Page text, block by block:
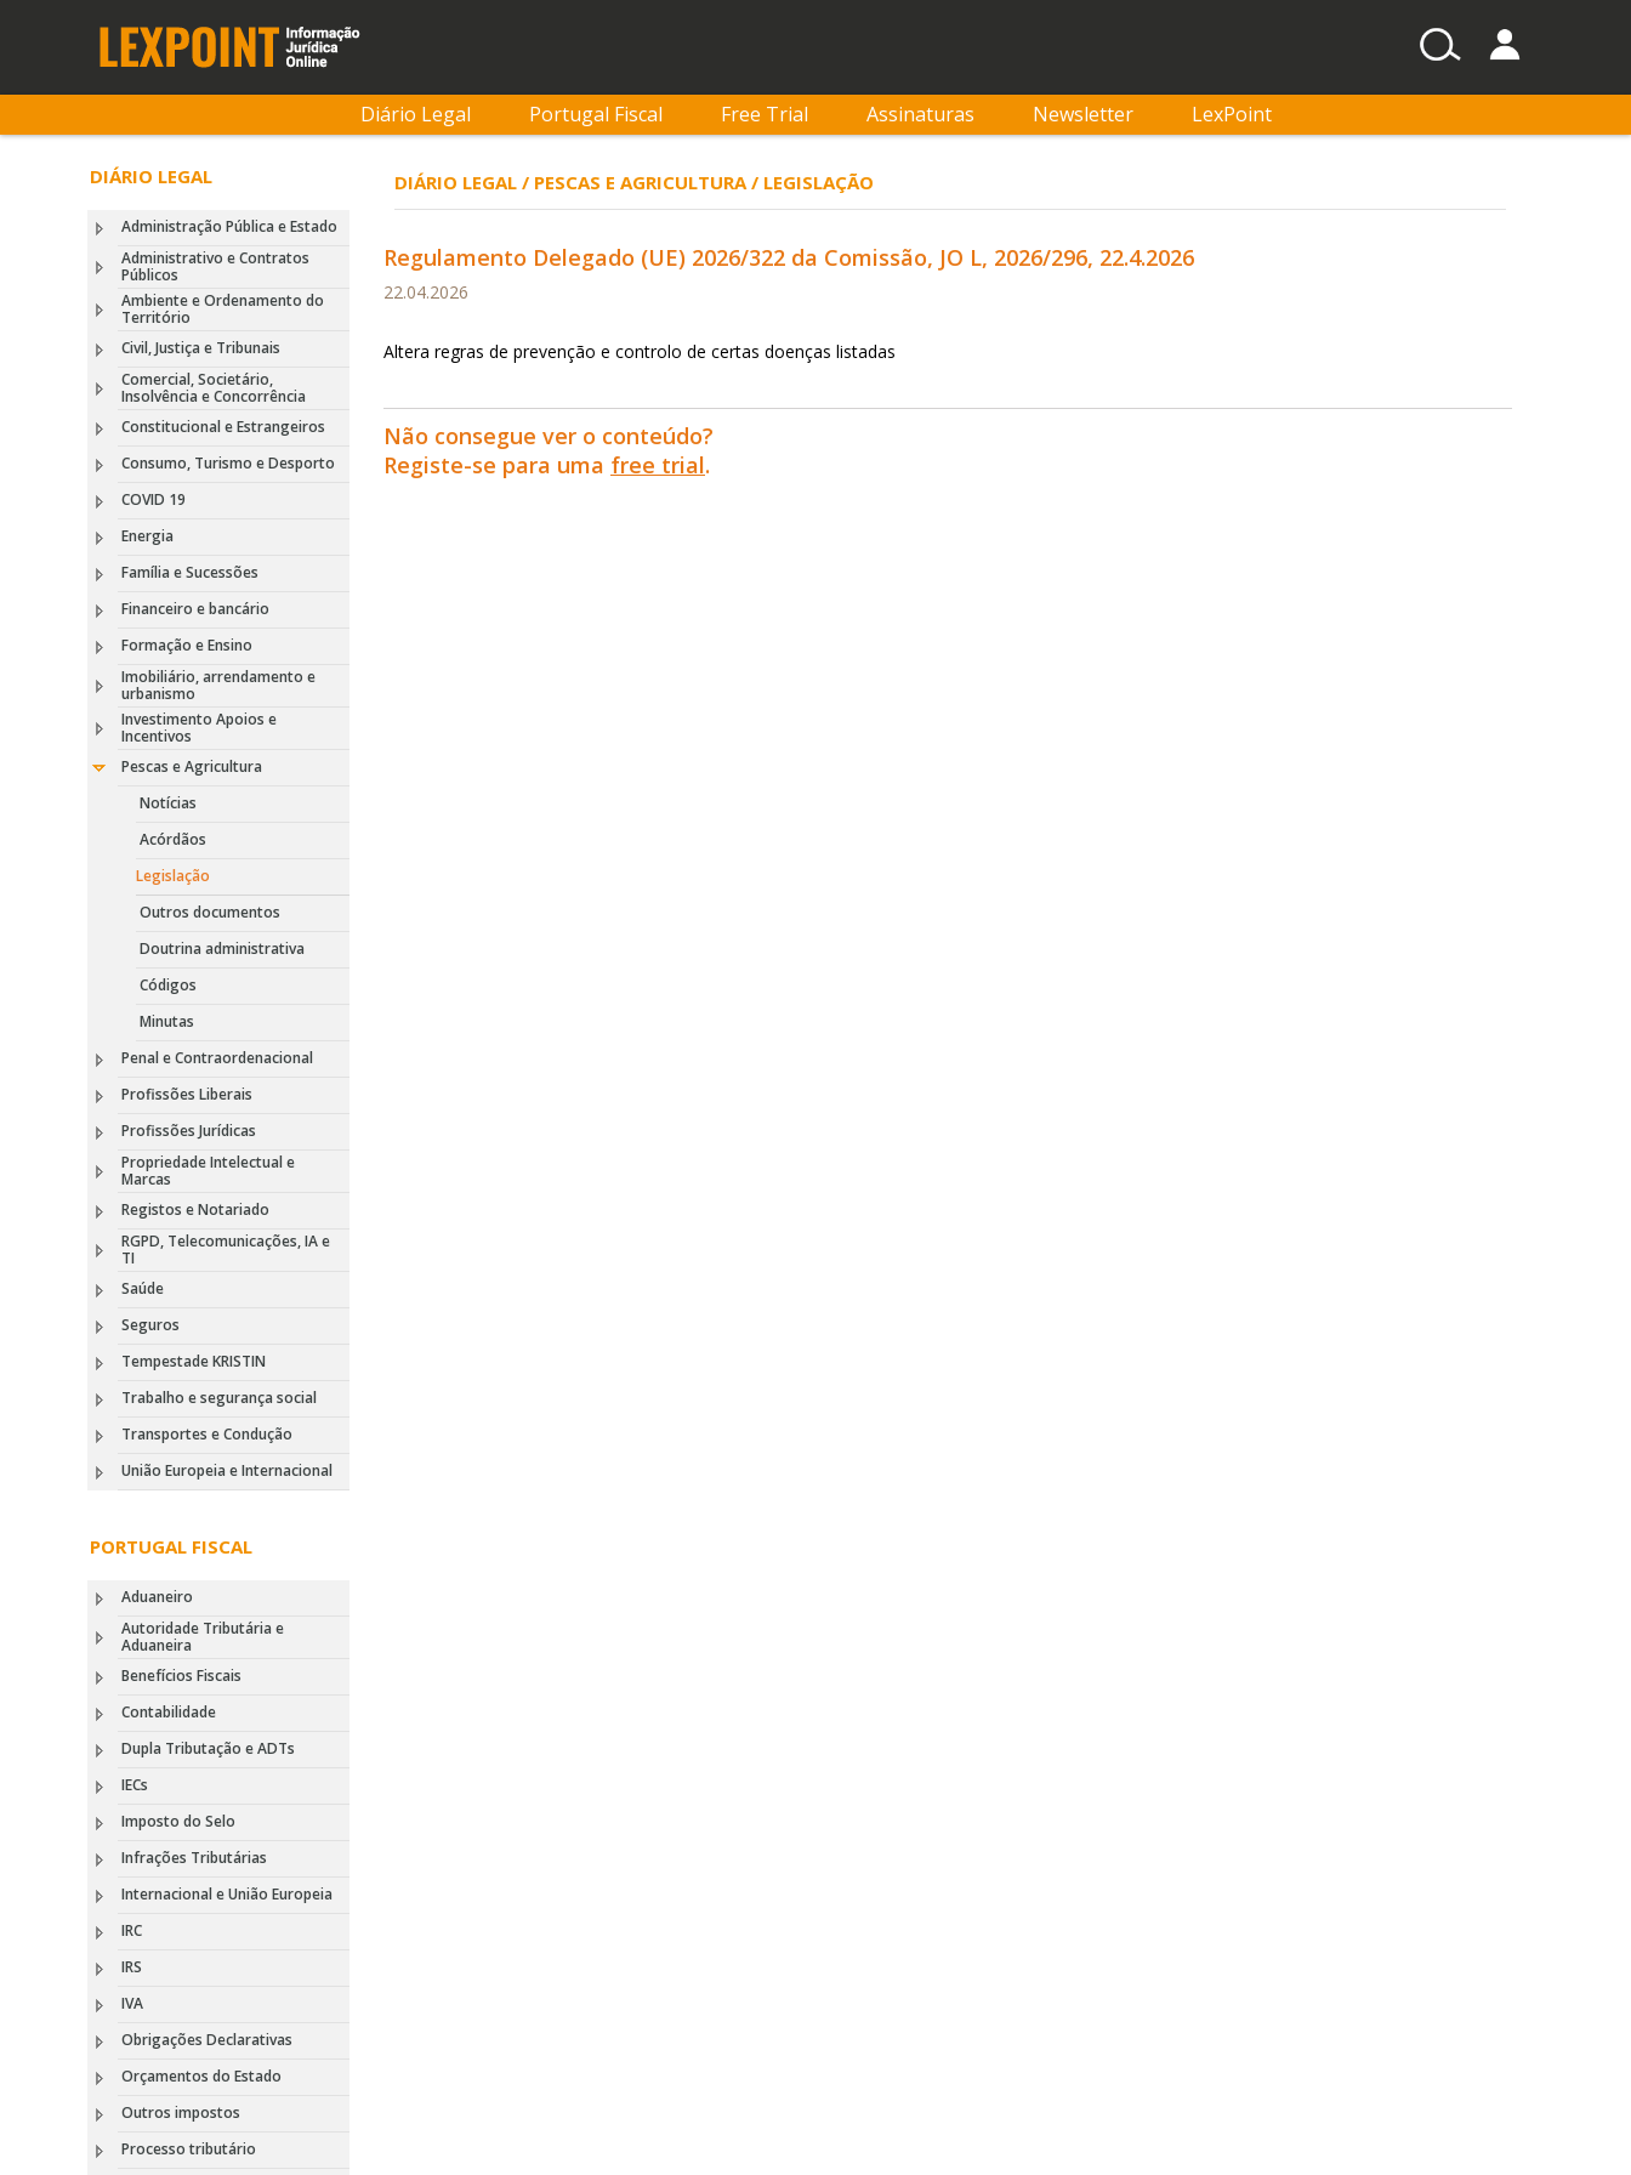
Diário Legal Portugal Fiscal Free Trial Assinaturas Newsletter LexPoint
DIÁRIO LEGAL
Administração Pública e Estado
Administrativo e Contratos
Públicos
Ambiente e Ordenamento do
Território
Civil, Justiça e Tribunais
Comercial, Societário,
Insolvência e Concorrência
Constitucional e Estrangeiros
Consumo, Turismo e Desporto
COVID 19
Energia
Família e Sucessões
Financeiro e bancário
Formação e Ensino
Imobiliário, arrendamento e
urbanismo
Investimento Apoios e
Incentivos
Pescas e Agricultura
Notícias
Acórdãos
Legislação
Outros documentos
Doutrina administrativa
Códigos
Minutas
Penal e Contraordenacional
Profissões Liberais
Profissões Jurídicas
Propriedade Intelectual e
Marcas
Registos e Notariado
RGPD, Telecomunicações, IA e
TI
Saúde
Seguros
Tempestade KRISTIN
Trabalho e segurança social
Transportes e Condução
União Europeia e Internacional
PORTUGAL FISCAL
Aduaneiro
Autoridade Tributária e
Aduaneira
Benefícios Fiscais
Contabilidade
Dupla Tributação e ADTs
IECs
Imposto do Selo
Infrações Tributárias
Internacional e União Europeia
IRC
IRS
IVA
Obrigações Declarativas
Orçamentos do Estado
Outros impostos
Processo tributário
DIÁRIO LEGAL / PESCAS E AGRICULTURA / LEGISLAÇÃO
Regulamento Delegado (UE) 2026/322 da Comissão, JO L, 2026/296, 22.4.2026
22.04.2026
Altera regras de prevenção e controlo de certas doenças listadas
Não consegue ver o conteúdo?
Registe-se para uma free trial.